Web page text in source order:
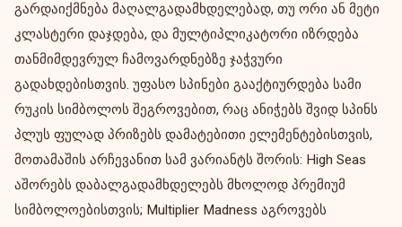
გარდაიქმნება მაღალგადამხდელებად, თუ ორი ან მეტი
კლასტერი დაჯდება, და მულტიპლიკატორი იზრდება
თანმიმდევრულ ჩამოვარდნებზე ჯაჭვური
გადახდებისთვის. უფასო სპინები გააქტიურდება სამი
რუკის სიმბოლოს შეგროვებით, რაც ანიჭებს შვიდ სპინს
პლუს ფულად პრიზებს დამატებითი ელემენტებისთვის,
მოთამაშის არჩევანით სამ ვარიანტს შორის: High Seas
აშორებს დაბალგადამხდელებს მხოლოდ პრემიუმ
სიმბოლოებისთვის; Multiplier Madness აგროვებს